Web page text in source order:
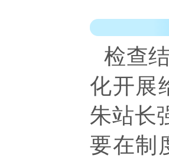
检查
化开展
朱站长
要在制